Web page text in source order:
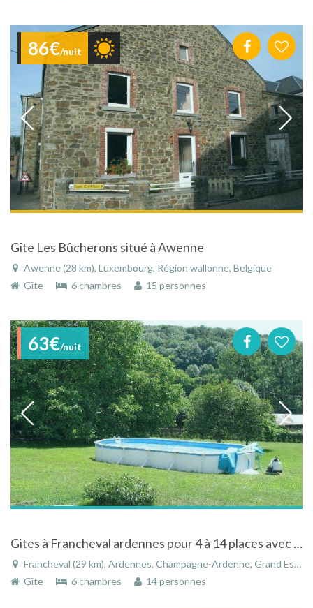
86€/nuit
Gîte Les Bûcherons situé à Awenne
Awenne (28 km), Luxembourg, Région wallonne, Belgique
Gîte
6 chambres 15 personnes
63€/nuit
Gites à Francheval ardennes pour 4 à 14 places avec piscine à la campagne
Francheval (29 km), Ardennes, Champagne-Ardenne, Grand Est, France
Gîte
6 chambres 14 personnes